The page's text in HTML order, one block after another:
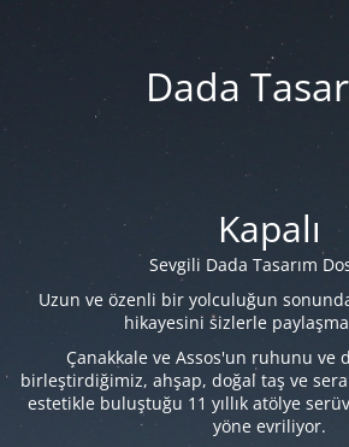
Dada
Kapalı
Sevgili Dada Tasarım
Uzun ve özenli bir yolculuğun
hikayesini sizlerle
Çanakkale ve Assos'un ruhunu ve
birleştirdiğimiz, ahşap, doğal taş ve
estetikle buluştuğu 11 yıllık atölye
yöne evriliyor.